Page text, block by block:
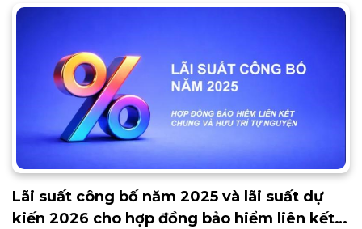
Lãi suất công bố năm 2025 và lãi suất dự
kiến 2026 cho hợp đồng bảo hiểm liên kết